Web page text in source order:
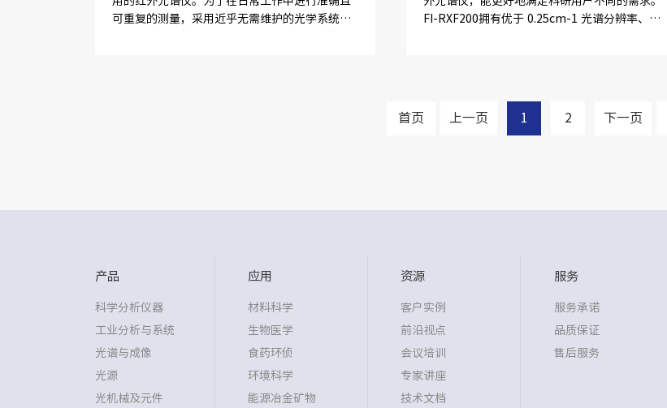
可重复的测量，采用近乎无需维护的光学系统，
FI-RXF200拥有优于 0.25cm-1 光谱分辨率、光
首页 上一页 1 2 下一页
产品
科学分析仪器
工业分析与系统
光谱与成像
光源
光机械及元件
应用
材料科学
生物医学
食药环侦
环境科学
能源冶金矿物
资源
客户实例
前沿视点
会议培训
专家讲座
技术文档
服务
服务承诺
品质保证
售后服务